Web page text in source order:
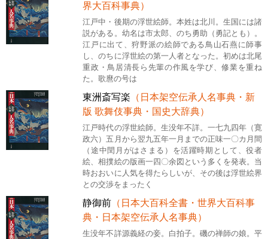
界大百科事典）
江戸中・後期の浮世絵師。本姓は北川。生国には諸
説がある。幼名は市太郎、のち勇助（勇記とも）。
江戸に出て、狩野派の絵師である鳥山石燕に師事
し、のちに浮世絵の第一人者となった。初めは北尾
重政・鳥居清長ら先輩の作風を学び、修業を重ね
た。歌麿の号は
東洲斎写楽 （日本架空伝承人名事典・新
版 歌舞伎事典・国史大辞典）
江戸時代の浮世絵師。生没年不詳。一七九四年（寛
政六）五月から翌九五年一月までの正味一〇カ月間
（途中閏月がはさまる）を活躍時期として、役者
絵、相撲絵の版画一四〇余図という多くを発表。当
時おおいに人気を得たらしいが、その後は浮世絵界
との交渉をまったく
静御前 （日本大百科全書・世界大百科事
典・日本架空伝承人名事典）
生没年不詳源義経の妾。白拍子。磯の禅師の娘。平